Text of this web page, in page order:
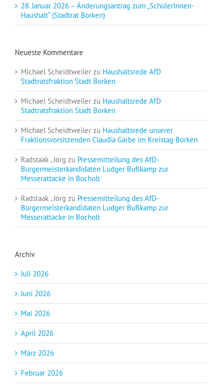
28. Januar 2026 – Änderungsantrag zum „SchülerInnen-
Haushalt“ (Stadtrat Borken)
Neueste Kommentare
Michael Scheidtweiler zu Haushaltsrede AfD
Stadtratsfraktion Stadt Borken
Michael Scheidtweiler zu Haushaltsrede AfD
Stadtratsfraktion Stadt Borken
Michael Scheidtweiler zu Haushaltsrede unserer
Fraktionsvorsitzenden Claudia Garbe im Kreistag Borken
Radstaak , Jörg zu Pressemitteilung des AfD-
Bürgermeisterkandidaten Ludger Bußkamp zur
Messerattacke in Bocholt
Radstaak , Jörg zu Pressemitteilung des AfD-
Bürgermeisterkandidaten Ludger Bußkamp zur
Messerattacke in Bocholt
Archiv
Juli 2026
Juni 2026
Mai 2026
April 2026
März 2026
Februar 2026